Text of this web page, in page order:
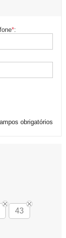
*:
obrigatórios
43